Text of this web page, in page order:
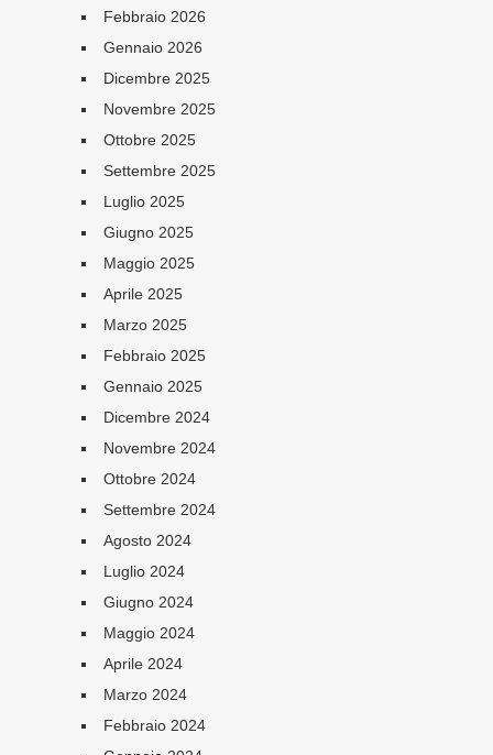
Febbraio 2026
Gennaio 2026
Dicembre 2025
Novembre 2025
Ottobre 2025
Settembre 2025
Luglio 2025
Giugno 2025
Maggio 2025
Aprile 2025
Marzo 2025
Febbraio 2025
Gennaio 2025
Dicembre 2024
Novembre 2024
Ottobre 2024
Settembre 2024
Agosto 2024
Luglio 2024
Giugno 2024
Maggio 2024
Aprile 2024
Marzo 2024
Febbraio 2024